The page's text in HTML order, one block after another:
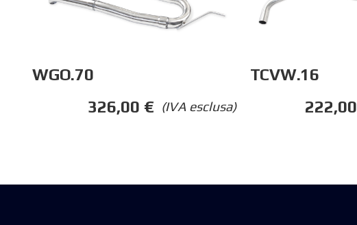
WGO.70
(IVA esclusa)
326,00 €
TCVW.16
222,00